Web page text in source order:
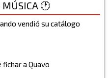
🕐
vendió su catálogo
fichar a Quavo